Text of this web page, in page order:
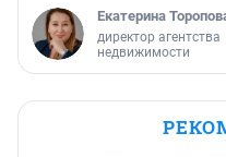
Екатерина
директор агентства
недвижимости